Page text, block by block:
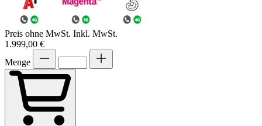
Preis ohne MwSt. Inkl. MwSt.
1.999,00 €
Menge